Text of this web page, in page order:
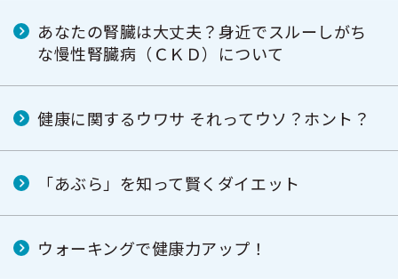
あなたの腎臓は大丈夫？身近でスルーしがち
な慢性腎臓病（ＣＫＤ）について
健康に関するウワサ それってウソ？ホント？
「あぶら」を知って賢くダイエット
ウォーキングで健康力アップ！